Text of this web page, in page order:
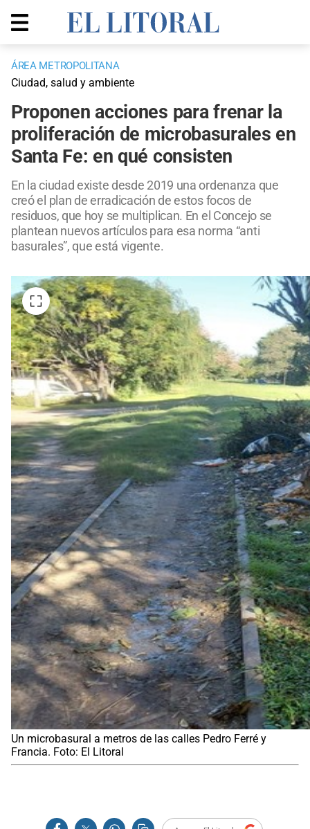
ÁREA METROPOLITANA
Ciudad, salud y ambiente
Proponen acciones para frenar la
proliferación de microbasurales en
Santa Fe: en qué consisten
En la ciudad existe desde 2019 una ordenanza que
creó el plan de erradicación de estos focos de
residuos, que hoy se multiplican. En el Concejo se
plantean nuevos artículos para esa norma “anti
basurales”, que está vigente.
Un microbasural a metros de las calles Pedro Ferré y
Francia. Foto: El Litoral